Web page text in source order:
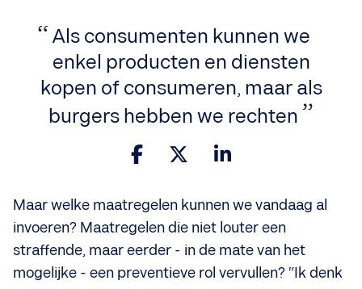
Als consumenten kunnen we
enkel producten en diensten
kopen of consumeren, maar als
burgers hebben we rechten
Maar welke maatregelen kunnen we vandaag al
invoeren? Maatregelen die niet louter een
straffende, maar eerder - in de mate van het
mogelijke - een preventieve rol vervullen? “Ik denk